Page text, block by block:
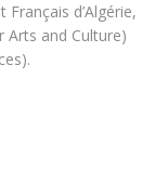
d’Algérie,
Arts and Culture)